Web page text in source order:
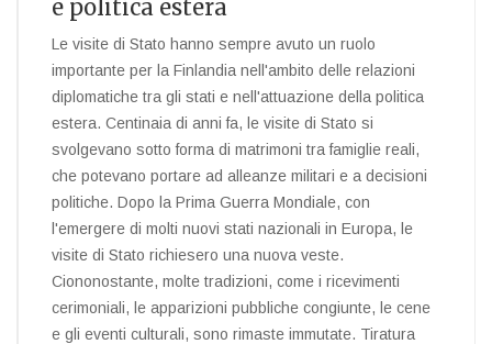
e politica estera
Le visite di Stato hanno sempre avuto un ruolo
importante per la Finlandia nell'ambito delle relazioni
diplomatiche tra gli stati e nell'attuazione della politica
estera. Centinaia di anni fa, le visite di Stato si
svolgevano sotto forma di matrimoni tra famiglie reali,
che potevano portare ad alleanze militari e a decisioni
politiche. Dopo la Prima Guerra Mondiale, con
l'emergere di molti nuovi stati nazionali in Europa, le
visite di Stato richiesero una nuova veste.
Ciononostante, molte tradizioni, come i ricevimenti
cerimoniali, le apparizioni pubbliche congiunte, le cene
e gli eventi culturali, sono rimaste immutate. Tiratura